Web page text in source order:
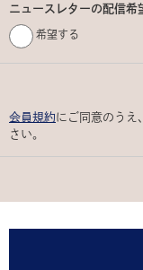
ニュースレターの配信希
希望する
会員規約にご同意のうえ
さい。